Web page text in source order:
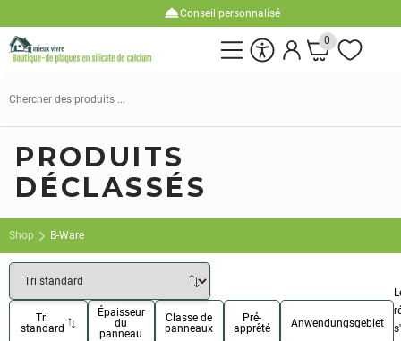
Conseil personnalisé
0
Suchen
PRODUITS
DÉCLASSÉS
Shop B-Ware
Tri
standard
Épaisseur
du
panneau
Classe de
panneaux
Pré-
apprêté
Anwendungsgebiet